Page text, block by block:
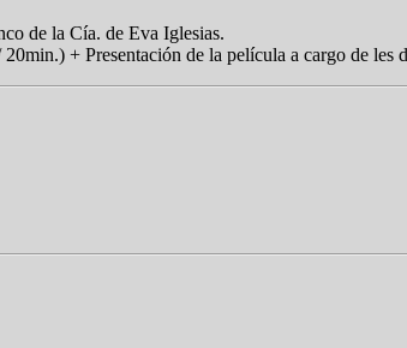
de la Cía. de Eva Iglesias.
+ Presentación de la película a cargo de